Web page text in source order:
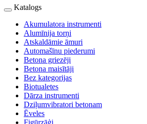
Katalogs
Akumulatora instrumenti
Alumīnija torņi
Atskaldāmie āmuri
Automašīnu piederumi
Betona griezēji
Betona maisītāji
Bez kategorijas
Biotualetes
Dārza instrumenti
Dziļumvibratori betonam
Ēveles